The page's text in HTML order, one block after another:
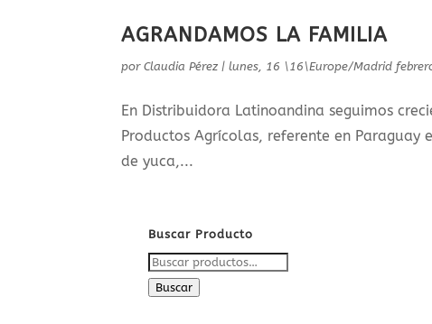
AGRANDAMOS LA FAMILIA
porClaudia Pérez |lunes, 16 \16\Europe/Madrid
En Distribuidora Latinoandina seguimos
Productos Agrícolas, referente en
de yuca,...
Buscar Producto
Buscar
por:
Buscar